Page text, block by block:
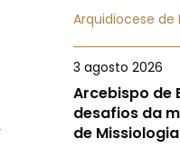
Arquidiocese de
3 agosto 2026
Arcebispo de
desafios da
de Missiologia